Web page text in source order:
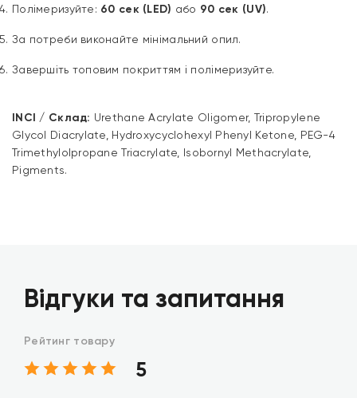
Полімеризуйте: 60 сек (LED) або 90 сек (UV).
За потреби виконайте мінімальний опил.
Завершіть топовим покриттям і полімеризуйте.
INCI / Склад: Urethane Acrylate Oligomer, Tripropylene
Glycol Diacrylate, Hydroxycyclohexyl Phenyl Ketone, PEG-4
Trimethylolpropane Triacrylate, Isobornyl Methacrylate,
Pigments.
Відгуки та запитання
Рейтинг товару
5